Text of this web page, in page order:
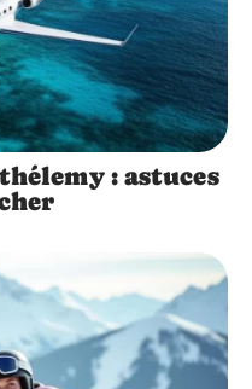
: astuces